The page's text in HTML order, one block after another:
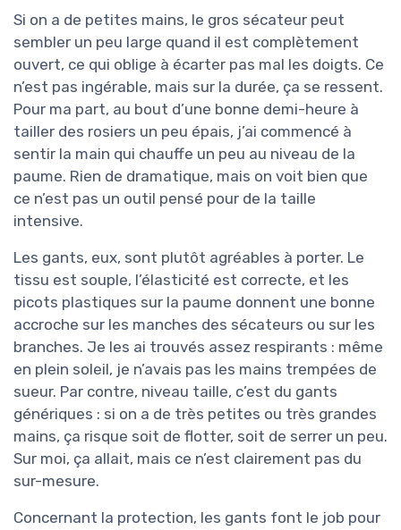
Si on a de petites mains, le gros sécateur peut
sembler un peu large quand il est complètement
ouvert, ce qui oblige à écarter pas mal les doigts. Ce
n’est pas ingérable, mais sur la durée, ça se ressent.
Pour ma part, au bout d’une bonne demi-heure à
tailler des rosiers un peu épais, j’ai commencé à
sentir la main qui chauffe un peu au niveau de la
paume. Rien de dramatique, mais on voit bien que
ce n’est pas un outil pensé pour de la taille
intensive.
Les gants, eux, sont plutôt agréables à porter. Le
tissu est souple, l’élasticité est correcte, et les
picots plastiques sur la paume donnent une bonne
accroche sur les manches des sécateurs ou sur les
branches. Je les ai trouvés assez respirants : même
en plein soleil, je n’avais pas les mains trempées de
sueur. Par contre, niveau taille, c’est du gants
génériques : si on a de très petites ou très grandes
mains, ça risque soit de flotter, soit de serrer un peu.
Sur moi, ça allait, mais ce n’est clairement pas du
sur-mesure.
Concernant la protection, les gants font le job pour